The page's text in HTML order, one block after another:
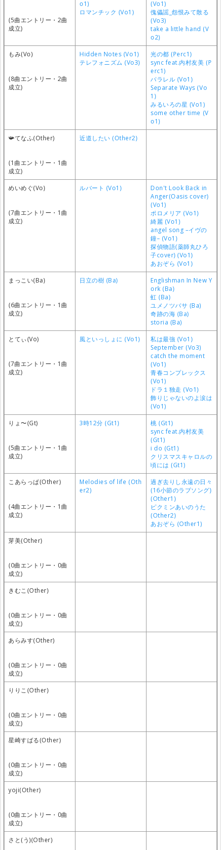
(5曲エントリー・2曲
成立)
o1)
ロマンチック (Vo1)
(Vo1)
傀儡謡_怨恨みて散る
(Vo3)
take a little hand (V
o2)
もみ(Vo)
(8曲エントリー・2曲
成立)
Hidden Notes (Vo1)
テレフォニズム (Vo3)
光の都 (Perc1)
sync feat.内村友美 (P
erc1)
パラレル (Vo1)
Separate Ways (Vo
1)
みるいろの星 (Vo1)
some other time (V
o1)
📯てなふ(Other)
(1曲エントリー・1曲
成立)
近道したい (Other2)
めいめぐ(Vo)
(7曲エントリー・1曲
成立)
ルバート (Vo1)
Don't Look Back in
Anger(Oasis cover)
(Vo1)
ポロメリア (Vo1)
綺麗 (Vo1)
angel song –イヴの
鐘– (Vo1)
探偵物語(薬師丸ひろ
子cover) (Vo1)
あおぞら (Vo1)
まっこい(Ba)
(6曲エントリー・1曲
成立)
日立の樹 (Ba)
Englishman In New Y
ork (Ba)
虹 (Ba)
ユメノツバサ (Ba)
奇跡の海 (Ba)
storia (Ba)
とてぃ(Vo)
(7曲エントリー・1曲
成立)
風といっしょに (Vo1)
私は最強 (Vo1)
September (Vo3)
catch the moment
(Vo1)
青春コンプレックス
(Vo1)
ドラ１独走 (Vo1)
飾りじゃないのよ涙は
(Vo1)
りょ〜(Gt)
(5曲エントリー・1曲
成立)
3時12分 (Gt1)
桃 (Gt1)
sync feat.内村友美
(Gt1)
i do (Gt1)
クリスマスキャロルの
頃には (Gt1)
こあらっぱ(Other)
(4曲エントリー・1曲
成立)
Melodies of life (Oth
er2)
過ぎ去りし永遠の日々
(16小節のラブソング)
(Other1)
ピクミンあいのうた
(Other2)
あおぞら (Other1)
芽美(Other)
(0曲エントリー・0曲
成立)
きむこ(Other)
(0曲エントリー・0曲
成立)
あらみす(Other)
(0曲エントリー・0曲
成立)
りりこ(Other)
(0曲エントリー・0曲
成立)
星崎すばる(Other)
(0曲エントリー・0曲
成立)
yoji(Other)
(0曲エントリー・0曲
成立)
さと(う)(Other)